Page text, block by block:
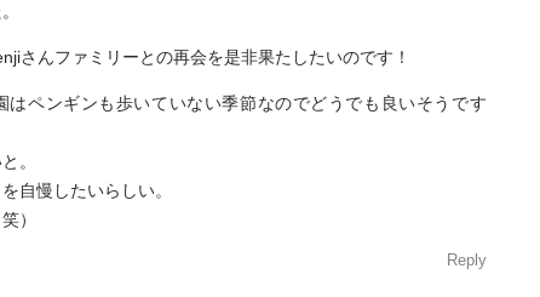
さんファミリーとの再会を是非果たしたいのです！
はペンギンも歩いていない季節なのでどうでも良いそうです
。
自慢したいらしい。
）
Reply